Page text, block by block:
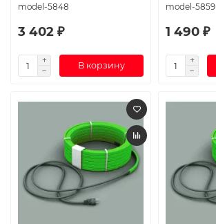
model-5848
3 402 ₽
В корзину
model-5859
1 490 ₽